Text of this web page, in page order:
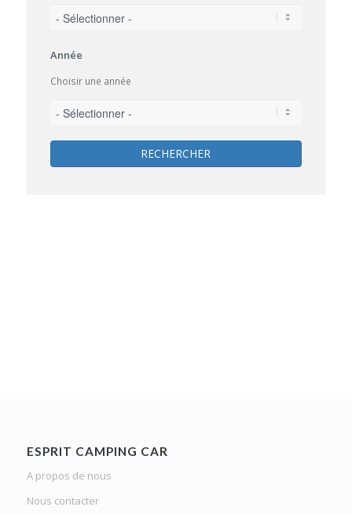
Année
Choisir une année
RECHERCHER
ESPRIT CAMPING CAR
A propos de nous
Nous contacter